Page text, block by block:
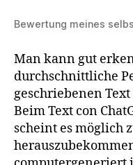
Bewertung meines
Man kann gut
durchschnittliche
geschriebenen
Beim Text con
scheint es möglich